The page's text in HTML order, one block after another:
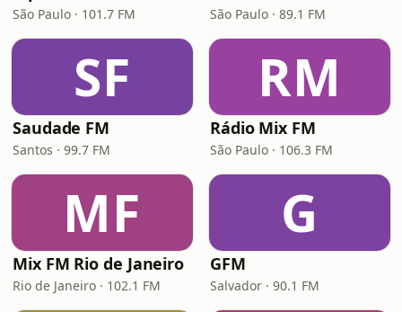
São Paulo · 101.7 FM São Paulo · 89.1 FM
SF
Saudade FM
Santos · 99.7 FM
RM
Rádio Mix FM
São Paulo · 106.3 FM
MF
Mix FM Rio de Janeiro
Rio de Janeiro · 102.1 FM
G
GFM
Salvador · 90.1 FM